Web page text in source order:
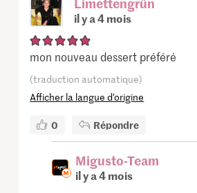
il y a 4 mois
mon nouveau dessert préféré
(traduction automatique)
Afficher la langue d’origine
0 Répondre
Migusto-Team
il y a 4 mois